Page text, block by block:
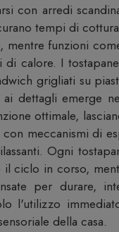
con arredi
tempi di
funzioni
di calore. I
grigliati su
dettagli emerge
ottimale,
meccanismi di
Ogni
ciclo in corso,
per durare,
l'utilizzo
della casa.